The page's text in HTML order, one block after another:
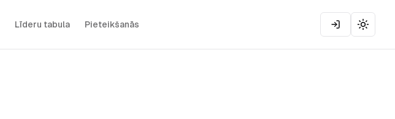
Līderu tabula Pieteikšanās
Toggle